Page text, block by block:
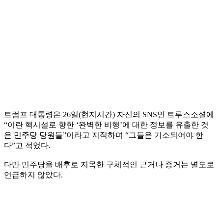
트럼프 대통령은 26일(현지시간) 자신의 SNS인 트루스소셜에
“이란 핵시설로 향한 ‘완벽한 비행’에 대한 정보를 유출한 것
은 민주당 당원들”이라고 지적하며 “그들은 기소되어야 한
다”고 적었다.
다만 민주당을 배후로 지목한 구체적인 근거나 증거는 별도로
언급하지 않았다.